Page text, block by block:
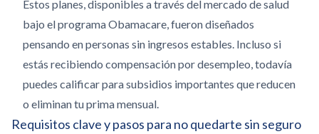
Estos planes, disponibles a través del mercado de salud
bajo el programa Obamacare, fueron diseñados
pensando en personas sin ingresos estables. Incluso si
estás recibiendo compensación por desempleo, todavía
puedes calificar para subsidios importantes que reducen
o eliminan tu prima mensual.
Requisitos clave y pasos para no quedarte sin seguro